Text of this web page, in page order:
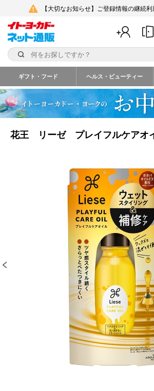
【大切なお知らせ】ご登録情報の継続
ギフト・フード ヘルス・ビューティー
花王 リーゼ プレイフルケアオ